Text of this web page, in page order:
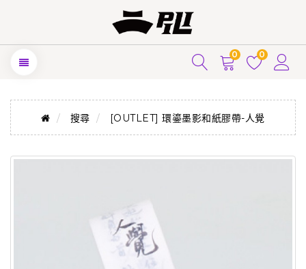
0 0
搜尋 [OUTLET] 環鎏墨影和紙膠帶-人覺